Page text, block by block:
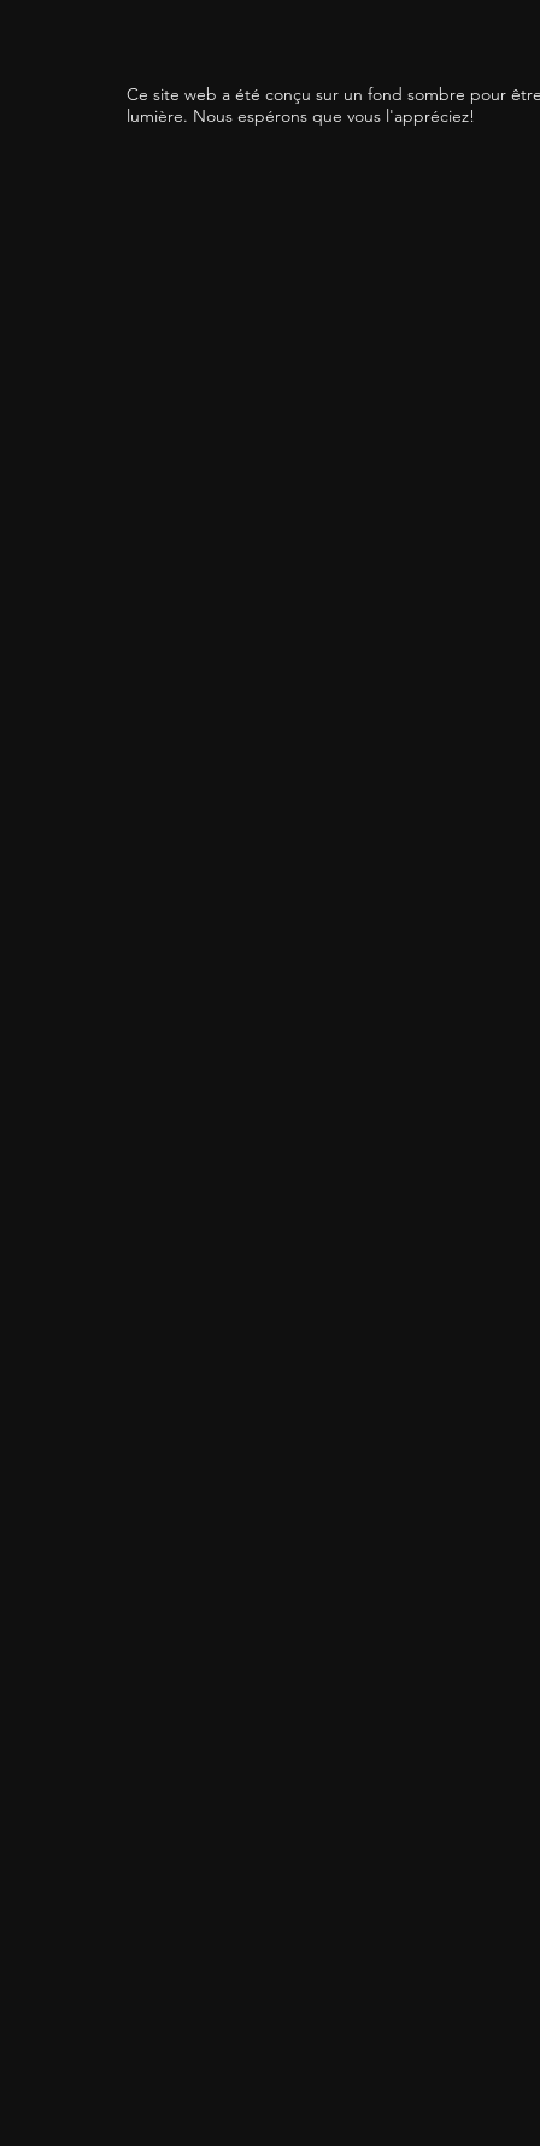
Ce site web a été conçu sur un fond sombre pour
lumière. Nous espérons que vous l'appréciez!